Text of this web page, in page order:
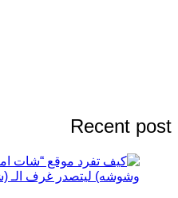
Recent post